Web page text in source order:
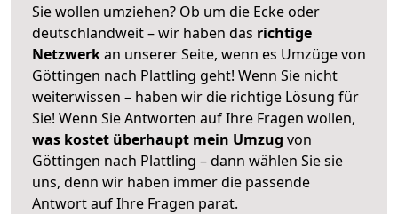
Sie wollen umziehen? Ob um die Ecke oder
deutschlandweit – wir haben das richtige
Netzwerkan unserer Seite, wenn es Umzüge von
Göttingen nach Plattling geht! Wenn Sie nicht
weiterwissen – haben wir die richtige Lösung für
Sie! Wenn Sie Antworten auf Ihre Fragen wollen,
was kostet überhaupt mein Umzug von
Göttingen nach Plattling – dann wählen Sie sie
uns, denn wir haben immer die passende
Antwort auf Ihre Fragen parat.